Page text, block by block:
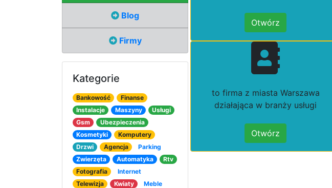
Blog
Firmy
Kategorie
Bankowość
Finanse
Instalacje
Maszyny
Usługi
Gsm
Ubezpieczenia
Kosmetyki
Komputery
Drzwi
Agencja
Parking
Zwierzęta
Automatyka
Rtv
Fotografia
Internet
Telewizja
Kwiaty
Meble
Otwórz
to firma z miasta Warszawa
działająca w branży usługi
Otwórz